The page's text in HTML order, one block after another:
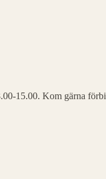
15.00. Kom gärna förbi